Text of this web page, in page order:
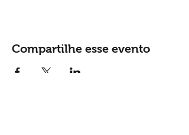
Compartilhe esse evento